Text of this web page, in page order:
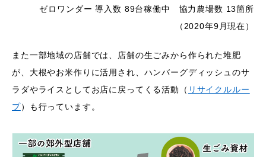
ゼロワンダー 導入数 89台稼働中 協力農場数 13箇所
（2020年9月現在）
また一部地域の店舗では、店舗の生ごみから作られた堆肥
が、大根やお米作りに活用され、ハンバーグディッシュのサ
ラダやライスとしてお店に戻ってくる活動（ リサイクルルー
プ）も行っています。